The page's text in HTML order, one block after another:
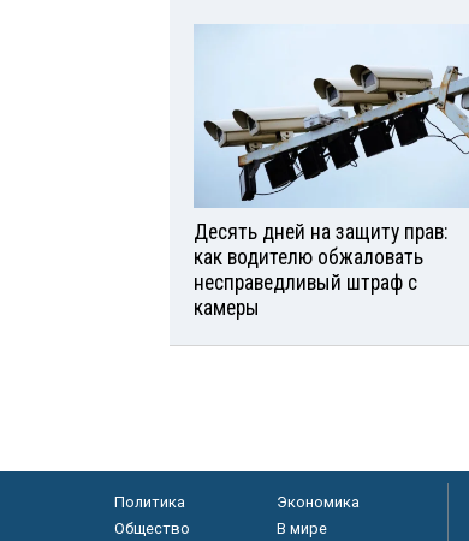
Десять дней на защиту прав:
как водителю обжаловать
несправедливый штраф с
камеры
Политика
Экономика
Общество
В мире